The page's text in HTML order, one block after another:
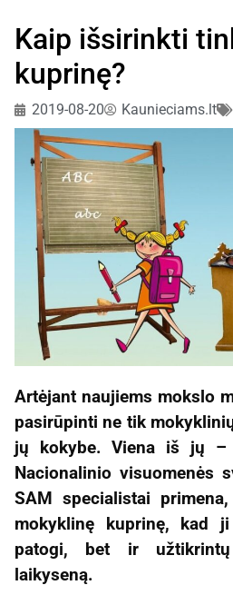
Kaip išsirinkti
kuprinę?
2019-08-20 Kaunieciams.lt
Artėjant naujiems mokslo
pasirūpinti ne tik
jų kokybe. Viena iš jų –
Nacionalinio visuomenės
SAM specialistai
mokyklinę kuprinę, kad
patogi, bet ir
laikyseną.